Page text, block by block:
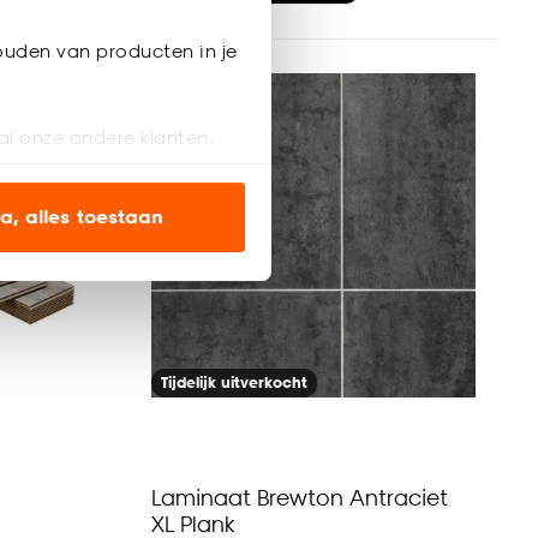
van producten in je
onze andere klanten.
om alleen de
wel of niet te
cookieverklaring.
alles toestaan
Tijdelijk uitverkocht
Laminaat Brewton Antraciet
XL Plank